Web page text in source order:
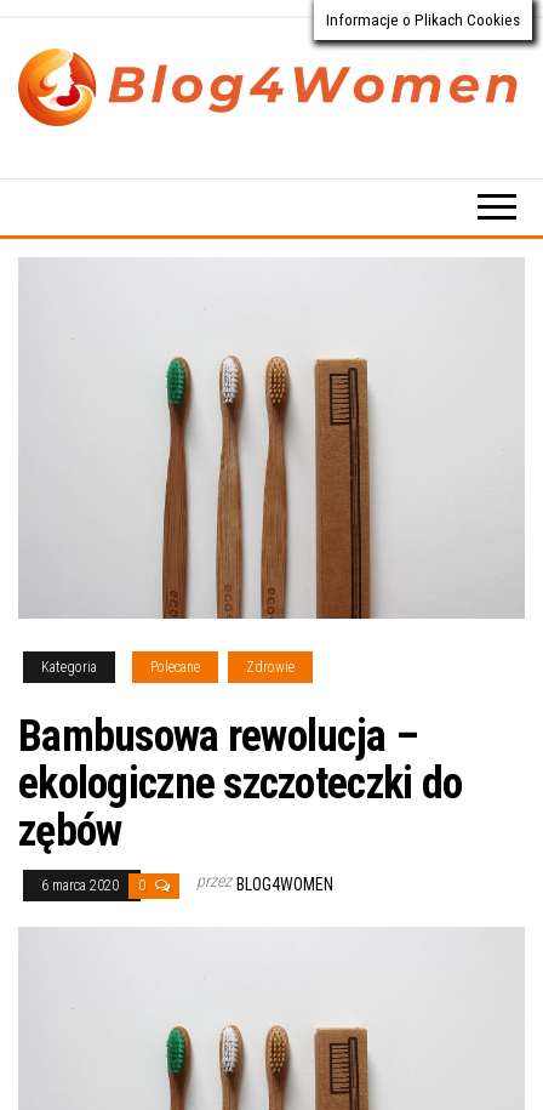
treści
o dla
Kategoria Polecane Zdrowie
Bambusowa rewolucja –
ekologiczne szczoteczki do
zębów
6 marca 2020 0 przez BLOG4WOMEN
Informacje o Plikach Cookies